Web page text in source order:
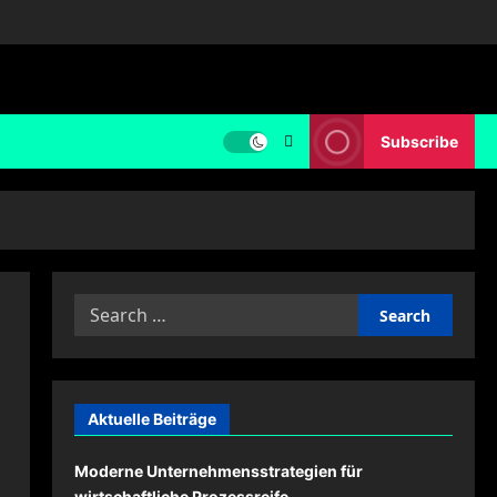
Subscribe
Search
Aktuelle Beiträge
Moderne Unternehmensstrategien für